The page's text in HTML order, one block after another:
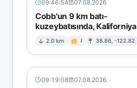
09:46:54 07.08.2026
Cobb'un 9 km batı-
kuzeybatısında, Kaliforniya
2.0 km I 38.86, -122.82
09:19:08 07.08.2026